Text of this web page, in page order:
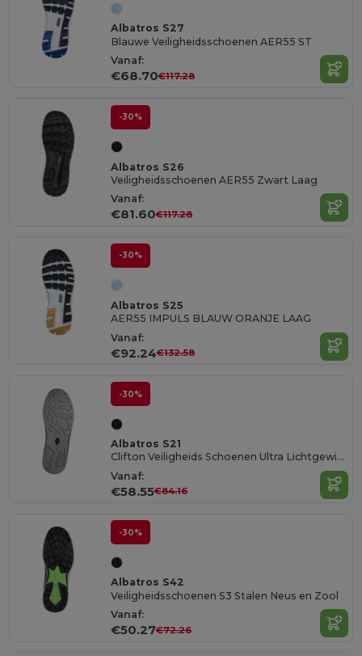
Albatros S27
Blauwe Veiligheidsschoenen AER55 ST
Vanaf:
€68.70€117.28
-30%
Albatros S26
Veiligheidsschoenen AER55 Zwart Laag
Vanaf:
€81.60€117.28
-30%
Albatros S25
AER55 IMPULS BLAUW ORANJE LAAG
Vanaf:
€92.24€132.58
-30%
Albatros S21
Clifton Veiligheids Schoenen Ultra Lichtgewicht
Vanaf:
€58.55€84.16
-30%
Albatros S42
Veiligheidsschoenen S3 Stalen Neus en Zool
Vanaf:
€50.27€72.26